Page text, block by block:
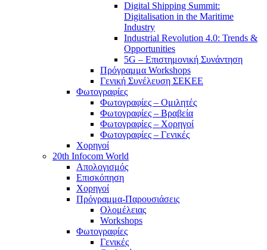
Digital Shipping Summit:
Digitalisation in the Maritime
Industry
Industrial Revolution 4.0: Trends &
Opportunities
5G – Επιστημονική Συνάντηση
Πρόγραμμα Workshops
Γενική Συνέλευση ΣΕΚΕΕ
Φωτογραφίες
Φωτογραφίες – Ομιλητές
Φωτογραφίες – Βραβεία
Φωτογραφίες – Χορηγοί
Φωτογραφίες – Γενικές
Χορηγοί
20th Infocom World
Απολογισμός
Επισκόπηση
Χορηγοί
Πρόγραμμα-Παρουσιάσεις
Ολομέλειας
Workshops
Φωτογραφίες
Γενικές